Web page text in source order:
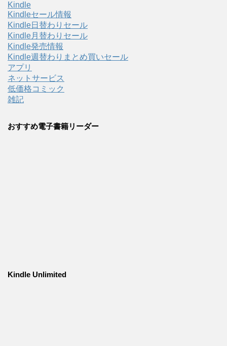
Kindle
Kindleセール情報
Kindle日替わりセール
Kindle月替わりセール
Kindle発売情報
Kindle週替わりまとめ買いセール
アプリ
ネットサービス
低価格コミック
雑記
おすすめ電子書籍リーダー
Kindle Unlimited